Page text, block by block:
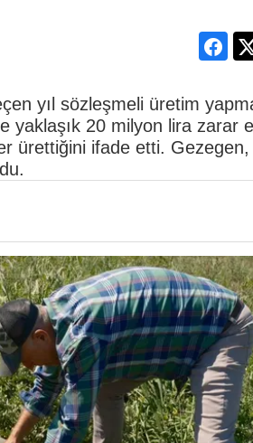
yıl sözleşmeli üretim
yaklaşık 20 milyon lira zarar
ürettiğini ifade etti.